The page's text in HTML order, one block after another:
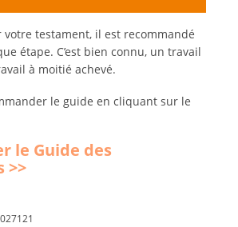
votre testament, il est recommandé
étape. C’est bien connu, un travail
à moitié achevé.
le guide en cliquant sur le
le Guide des
>>